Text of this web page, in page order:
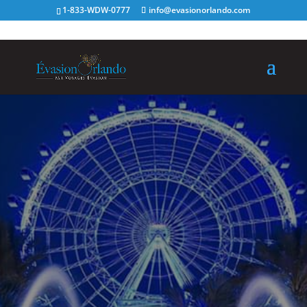
1-833-WDW-0777 info@evasionorlando.com
Promotions
Découvrez les
différentes
promotions qui
s’offrent
actuellement à vous
pour vos prochaines
vacances.